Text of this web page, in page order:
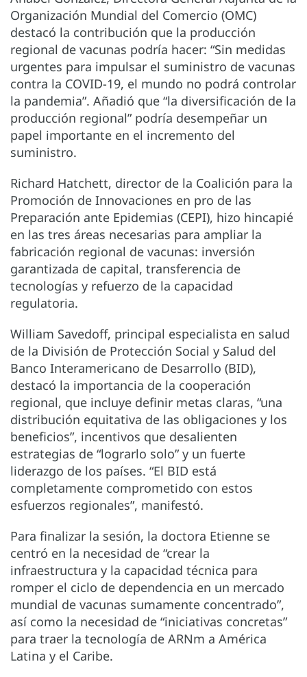
Organización Mundial del Comercio (OMC)
destacó la contribución que la producción
regional de vacunas podría hacer: “Sin medidas
urgentes para impulsar el suministro de vacunas
contra la COVID-19, el mundo no podrá controlar
la pandemia”. Añadió que “la diversificación de la
producción regional” podría desempeñar un
papel importante en el incremento del
suministro.
Richard Hatchett, director de la Coalición para la
Promoción de Innovaciones en pro de las
Preparación ante Epidemias (CEPI), hizo hincapié
en las tres áreas necesarias para ampliar la
fabricación regional de vacunas: inversión
garantizada de capital, transferencia de
tecnologías y refuerzo de la capacidad
regulatoria.
William Savedoff, principal especialista en salud
de la División de Protección Social y Salud del
Banco Interamericano de Desarrollo (BID),
destacó la importancia de la cooperación
regional, que incluye definir metas claras, “una
distribución equitativa de las obligaciones y los
beneficios”, incentivos que desalienten
estrategias de “lograrlo solo” y un fuerte
liderazgo de los países. “El BID está
completamente comprometido con estos
esfuerzos regionales”, manifestó.
Para finalizar la sesión, la doctora Etienne se
centró en la necesidad de “crear la
infraestructura y la capacidad técnica para
romper el ciclo de dependencia en un mercado
mundial de vacunas sumamente concentrado”,
así como la necesidad de “iniciativas concretas”
para traer la tecnología de ARNm a América
Latina y el Caribe.